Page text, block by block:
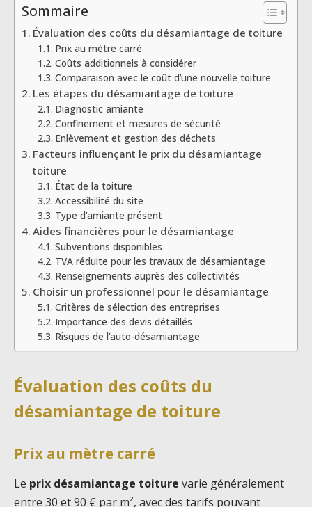
Sommaire
Évaluation des coûts du désamiantage de toiture
Prix au mètre carré
Coûts additionnels à considérer
Comparaison avec le coût d’une nouvelle toiture
Les étapes du désamiantage de toiture
Diagnostic amiante
Confinement et mesures de sécurité
Enlèvement et gestion des déchets
Facteurs influençant le prix du désamiantage
toiture
État de la toiture
Accessibilité du site
Type d’amiante présent
Aides financières pour le désamiantage
Subventions disponibles
TVA réduite pour les travaux de désamiantage
Renseignements auprès des collectivités
Choisir un professionnel pour le désamiantage
Critères de sélection des entreprises
Importance des devis détaillés
Risques de l’auto-désamiantage
Évaluation des coûts du
désamiantage de toiture
Prix au mètre carré
Le prix désamiantage toiture varie généralement
entre 30 et 90 € par m², avec des tarifs pouvant